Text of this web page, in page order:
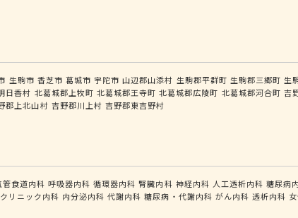
生駒市 香芝市 葛城市 宇陀市 山辺郡山添村 生駒郡平群町 生駒郡三郷町 生
日香村 北葛城郡上牧町 北葛城郡王寺町 北葛城郡広陵町 北葛城郡河合町 吉
郡上北山村 吉野郡川上村 吉野郡東吉野村
管食道内科 呼吸器内科 循環器内科 腎臓内科 神経内科 人工透析内科 糖尿病
リニック内科 内分泌内科 代謝内科 糖尿病・代謝内科 がん内科 透析内科